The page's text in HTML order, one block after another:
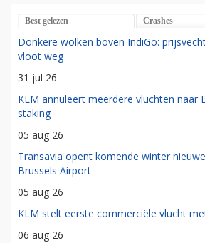
Best gelezen Crashes
Donkere wolken boven IndiGo:
vloot weg
31 jul 26
KLM annuleert meerdere vluchten naar
staking
05 aug 26
Transavia opent komende winter
Brussels Airport
05 aug 26
KLM stelt eerste commerciële vlucht
06 aug 26